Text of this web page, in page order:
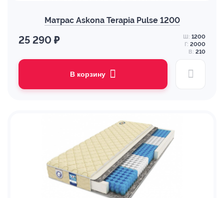
Матрас Askona Terapia Pulse 1200
25 290 ₽ Ш: 1200
Г: 2000
В: 210
В корзину